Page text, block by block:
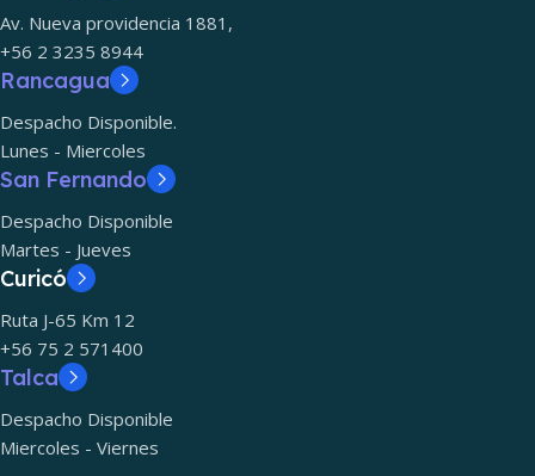
Av. Nueva providencia 1881,
+56 2 3235 8944
Rancagua
Despacho Disponible.
Lunes - Miercoles
San Fernando
Despacho Disponible
Martes - Jueves
Curicó
Ruta J-65 Km 12
+56 75 2 571400
Talca
Despacho Disponible
Miercoles - Viernes